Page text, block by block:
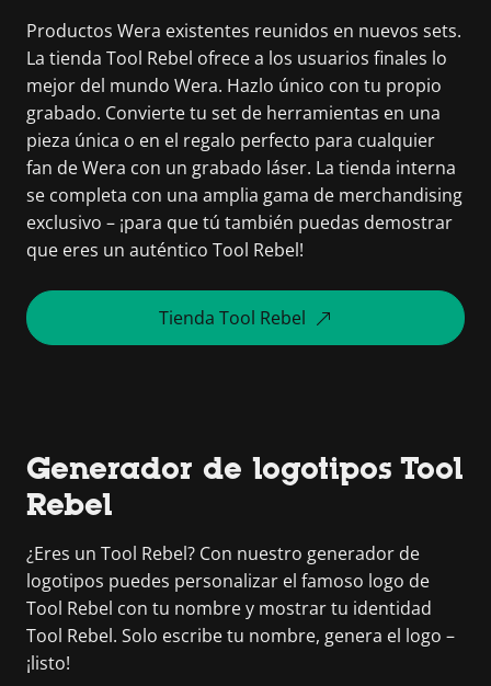
Productos Wera existentes reunidos en nuevos sets.
La tienda Tool Rebel ofrece a los usuarios finales lo
mejor del mundo Wera. Hazlo único con tu propio
grabado. Convierte tu set de herramientas en una
pieza única o en el regalo perfecto para cualquier
fan de Wera con un grabado láser. La tienda interna
se completa con una amplia gama de merchandising
exclusivo – ¡para que tú también puedas demostrar
que eres un auténtico Tool Rebel!
Tienda Tool Rebel
Generador de logotipos Tool
Rebel
¿Eres un Tool Rebel? Con nuestro generador de
logotipos puedes personalizar el famoso logo de
Tool Rebel con tu nombre y mostrar tu identidad
Tool Rebel. Solo escribe tu nombre, genera el logo –
¡listo!